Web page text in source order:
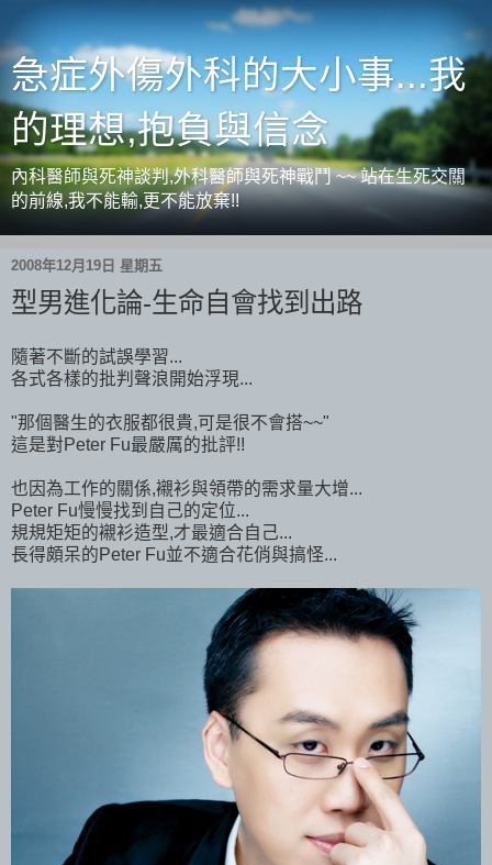
急症外傷外科的大小事...我
的理想,抱負與信念
內科醫師與死神談判,外科醫師與死神戰鬥 ~~ 站在生死交關
的前線,我不能輸,更不能放棄!!
2008年12月19日 星期五
型男進化論-生命自會找到出路
隨著不斷的試誤學習...
各式各樣的批判聲浪開始浮現...
"那個醫生的衣服都很貴,可是很不會搭~~"
這是對Peter Fu最嚴厲的批評!!
也因為工作的關係,襯衫與領帶的需求量大增...
Peter Fu慢慢找到自己的定位...
規規矩矩的襯衫造型,才最適合自己...
長得頗呆的Peter Fu並不適合花俏與搞怪...